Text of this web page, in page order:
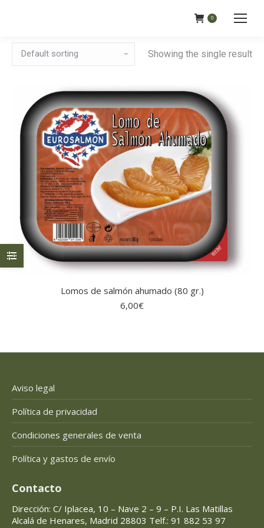
0
Showing the single result
Lomos de salmón ahumado (80 gr.)
6,00€
Aviso legal
Política de privacidad
Condiciones generales de venta
Política y gastos de envío
Contacto
Dirección: C/ Iplacea, 10 – Nave 2 – 9 – P.I. Las Matillas
Alcalá de Henares, Madrid 28803 Telf.: 91 882 53 97